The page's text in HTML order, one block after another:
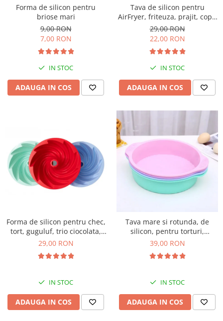
Forma de silicon pentru
briose mari
9,00 RON
7,00 RON
IN STOC
ADAUGA IN COS
Tava de silicon pentru
AirFryer, friteuza, prajit, copt,
22cm
29,00 RON
22,00 RON
IN STOC
ADAUGA IN COS
Forma de silicon pentru chec,
tort, guguluf, trio ciocolata,
19cm
29,00 RON
IN STOC
ADAUGA IN COS
Tava mare si rotunda, de
silicon, pentru torturi,
prajituri, chec, 28cm
39,00 RON
IN STOC
ADAUGA IN COS